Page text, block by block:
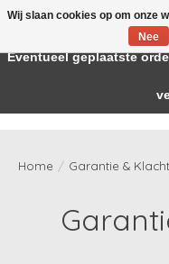
Home / Garantie &
Wij slaan cookies op om onze
Nee
← Keer terug naar de
Eventueel geplaatste